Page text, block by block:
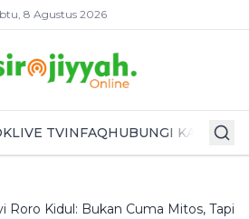
8 Agustus 2026
LIVE TVINFAQHUBUNGI KAMI
Roro Kidul: Bukan Cuma Mitos, Tapi